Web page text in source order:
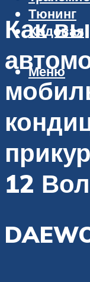
Тюнинг
Ходовая
Меню
Как
12